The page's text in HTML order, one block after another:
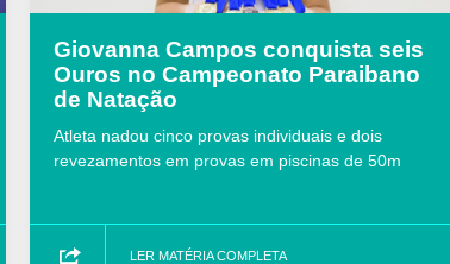
Giovanna Campos conquista seis
Ouros no Campeonato Paraibano
de Natação
Atleta nadou cinco provas individuais e dois
revezamentos em provas em piscinas de 50m
LER MATÉRIA COMPLETA